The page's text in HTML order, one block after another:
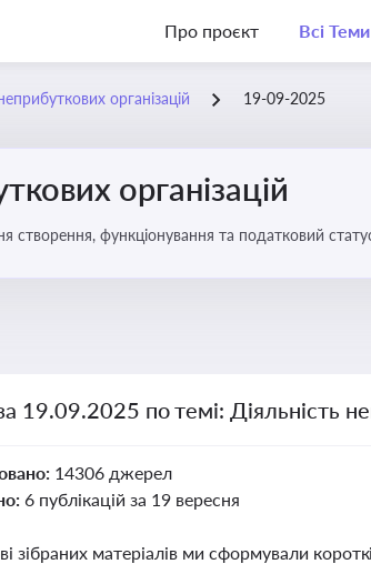
Про проєкт Всі Теми
організацій 19-09-2025
організацій
Про правове регулювання створення, функціонування та
19.09.2025 по темі: Діяльність
14306 джерел
6 публікацій за 19 вересня
зібраних матеріалів ми сформували